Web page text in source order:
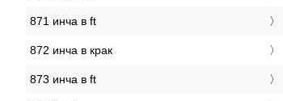
871 инча в ft
872 инча в крак
873 инча в ft